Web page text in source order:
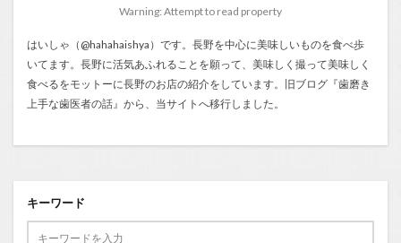
Warning: Attempt to read property
はいしゃ（@hahahaishya）です。長野を中心に美味しいものを食べ歩
いてます。長野に活気あふれることを願って、美味しく撮って美味しく
食べるをモットーに長野のお店の紹介をしています。旧ブログ『歯磨き
上手な歯医者の話 』から、当サイトへ移行しました。
キーワード